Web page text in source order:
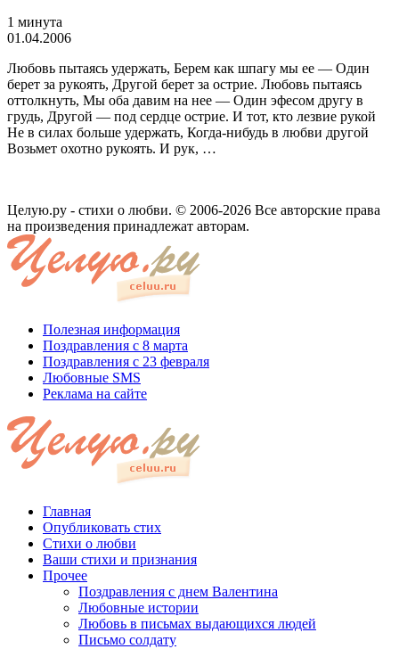
1 минута
01.04.2006
Любовь пытаясь удержать, Берем как шпагу мы ее — Один
берет за рукоять, Другой берет за острие. Любовь пытаясь
оттолкнуть, Мы оба давим на нее — Один эфесом другу в
грудь, Другой — под сердце острие. И тот, кто лезвие рукой
Не в силах больше удержать, Когда-нибудь в любви другой
Возьмет охотно рукоять. И рук, …
Целую.ру - стихи о любви. © 2006-2026 Все авторские права
на произведения принадлежат авторам.
Полезная информация
Поздравления с 8 марта
Поздравления с 23 февраля
Любовные SMS
Реклама на сайте
Главная
Опубликовать стих
Стихи о любви
Ваши стихи и признания
Прочее
Поздравления с днем Валентина
Любовные истории
Любовь в письмах выдающихся людей
Письмо солдату